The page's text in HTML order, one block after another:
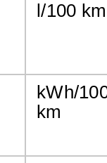
l/100 km
kWh/
km